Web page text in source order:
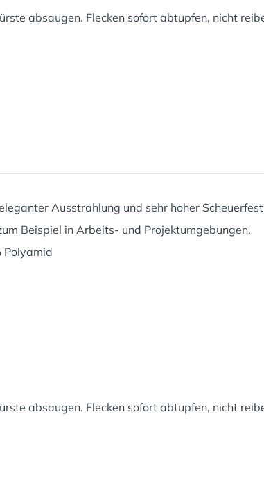
absaugen. Flecken sofort abtupfen, nicht
Ausstrahlung und sehr hoher
Beispiel in Arbeits- und Projektumgebungen.
Polyamid
absaugen. Flecken sofort abtupfen, nicht